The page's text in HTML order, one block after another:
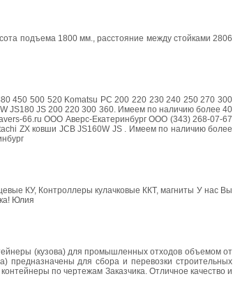
подъема 1800 мм., расстояние между стойками 2806
450 500 520 Komatsu PC 200 220 230 240 250 270 300
JS180 JS 200 220 300 360. Имеем по наличию более 40
66.ru ООО Аверс-Екатеринбург ООО (343) 268-07-67
ZX ковши JCB JS160W JS . Имеем по наличию более
КУ, Контроллеры кулачковые ККТ, магниты У нас Вы
Юлия
(кузова) для промышленных отходов объемом от
предназначены для сбора и перевозки строительных
по чертежам Заказчика. Отличное качество и